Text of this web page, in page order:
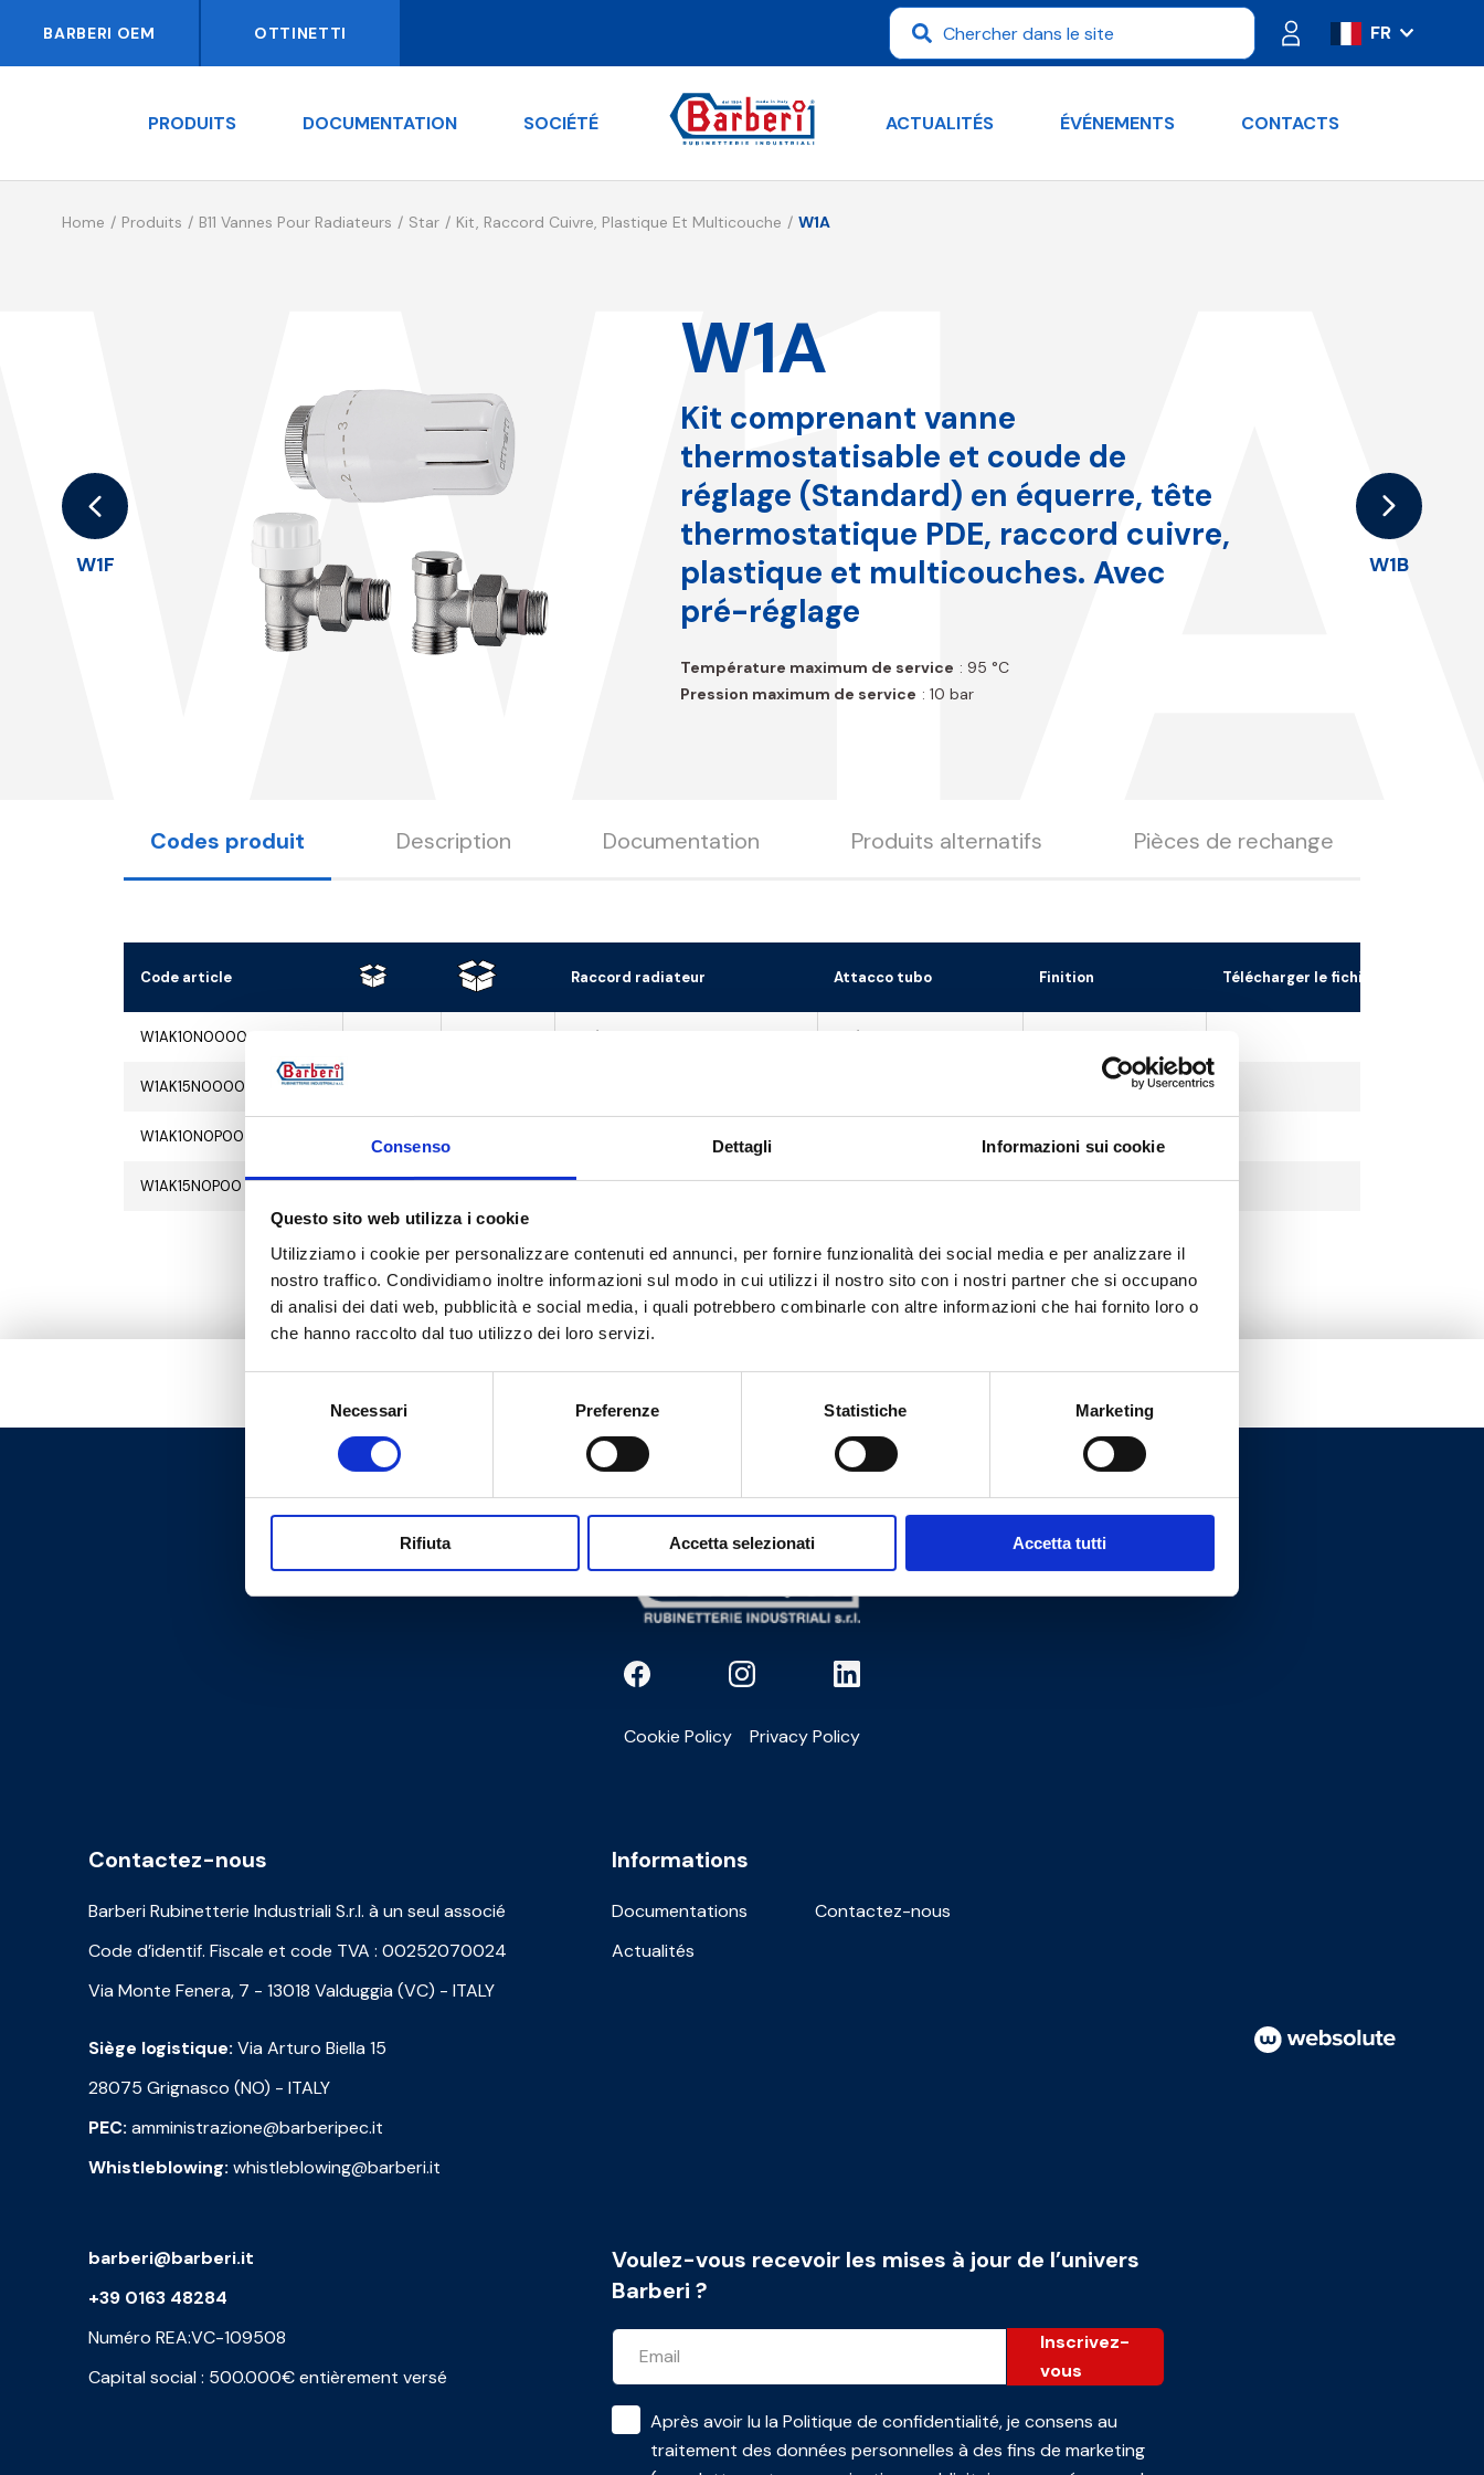
Consenso Dettagli Informazioni sui cookie
Questo sito web utilizza i cookie
Utilizziamo i cookie per personalizzare contenuti ed annunci, per fornire funzionalità dei social media e per analizzare il
nostro traffico. Condividiamo inoltre informazioni sul modo in cui utilizzi il nostro sito con i nostri partner che si occupano
di analisi dei dati web, pubblicità e social media, i quali potrebbero combinarle con altre informazioni che hai fornito loro o
che hanno raccolto dal tuo utilizzo dei loro servizi.
Necessari Preferenze Statistiche Marketing
Rifiuta Accetta selezionati Accetta tutti
BARBERI OEM OTTINETTI
FR
IT
DE
PRODUITS DOCUMENTATION SOCIÉTÉ ACTUALITÉS ÉVÉNEMENTS CONTACTS
Home Produits B11 Vannes Pour Radiateurs Star Kit, Raccord Cuivre, Plastique Et Multicouche W1A
W1F W1B
W1A
Kit comprenant vanne
thermostatisable et coude de
réglage (Standard) en équerre, tête
thermostatique PDE, raccord cuivre,
plastique et multicouches. Avec
pré-réglage
Température maximum de service : 95 °C
Pression maximum de service : 10 bar
Codes produit Description Documentation Produits alternatifs Pièces de rechange
Code article Raccord radiateur Attacco tubo Finition Télécharger le fichier 3D
W1AK10N0000 G 3/8 M G 1/2 EK
W1AK15N0000
W1AK10N0P00 Nickel sablé
W1AK15N0P00 1 15 G 1/2 M G 1/2 EK Nickel sablé
Cookie Policy Privacy Policy
Contactez-nous
Barberi Rubinetterie Industriali S.r.l. à un seul associé
Code d’identif. Fiscale et code TVA : 00252070024
Via Monte Fenera, 7 - 13018 Valduggia (VC) - ITALY
Siège logistique: Via Arturo Biella 15
28075 Grignasco (NO) - ITALY
PEC: amministrazione@barberipec.it
Whistleblowing: whistleblowing@barberi.it
Informations
Documentations
Contactez-nous
Actualités
barberi@barberi.it
+39 0163 48284
Numéro REA:VC-109508
Capital social : 500.000€ entièrement versé
Voulez-vous recevoir les mises à jour de l’univers
Barberi ?
Inscrivez-
vous
Après avoir lu laPolitique de confidentialité, je consens au
traitement des données personnelles à des fins de marketing